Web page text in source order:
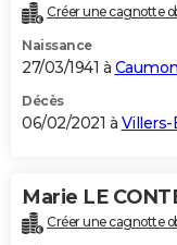
Créer une cagnotte
Naissance
27/03/1941 à
Décès
06/02/2021 à Villers-
Marie LE
Créer une cagnotte